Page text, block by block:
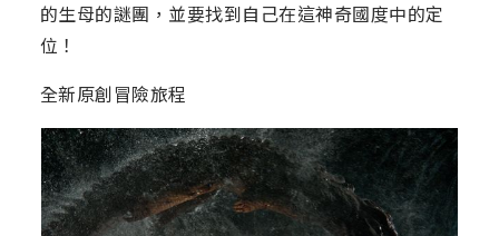
的生母的謎團，並要找到自己在這神奇國度中的定
位！
全新原創冒險旅程